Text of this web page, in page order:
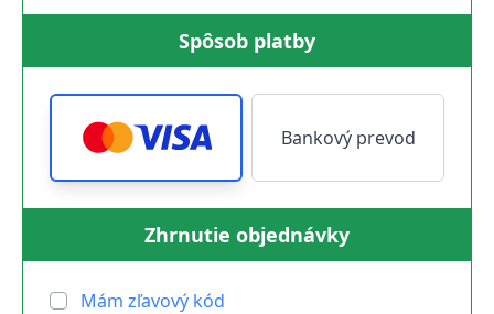
Spôsob platby
Bankový prevod
Zhrnutie objednávky
Mám zľavový kód